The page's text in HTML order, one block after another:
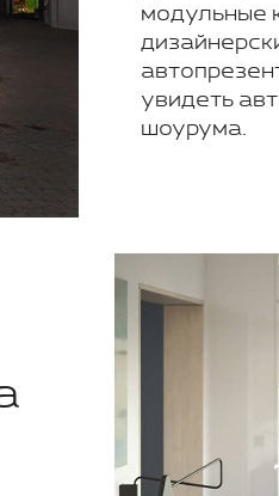
модульные
увидеть
шоурума.